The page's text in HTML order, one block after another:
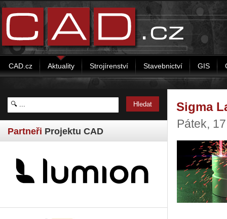
CAD.cz Aktuality Strojírenství Stavebnictví GIS
Partneři Projektu CAD
Sigma
Pátek,